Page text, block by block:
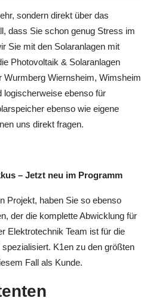
sondern direkt über das
dass Sie schon genug Stress im
Sie mit den Solaranlagen mit
Photovoltaik & Solaranlagen
Wurmberg Wiernsheim, Wimsheim
logischerweise ebenso für
ebenso wie eigene
uns direkt fragen.
– Jetzt neu im Programm
Projekt, haben Sie so ebenso
der die komplette Abwicklung für
Elektrotechnik Team ist für die
K1en zu den größten
Fall als Kunde.